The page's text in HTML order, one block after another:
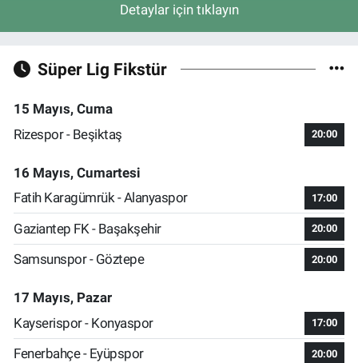
Detaylar için tıklayın
Süper Lig Fikstür
15 Mayıs, Cuma
Rizespor - Beşiktaş
20:00
16 Mayıs, Cumartesi
Fatih Karagümrük - Alanyaspor
17:00
Gaziantep FK - Başakşehir 20:00
Samsunspor - Göztepe 20:00
17 Mayıs, Pazar
Kayserispor - Konyaspor
17:00
Fenerbahçe - Eyüpspor 20:00